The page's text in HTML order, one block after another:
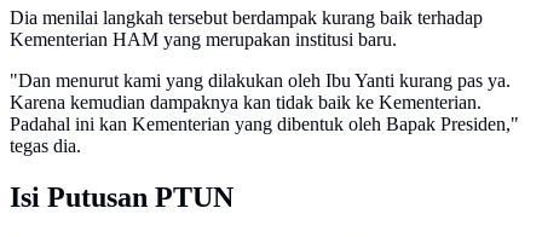
Dia menilai langkah tersebut berdampak kurang baik terhadap
Kementerian HAM yang merupakan institusi baru.
"Dan menurut kami yang dilakukan oleh Ibu Yanti kurang pas ya.
Karena kemudian dampaknya kan tidak baik ke Kementerian.
Padahal ini kan Kementerian yang dibentuk oleh Bapak Presiden,"
tegas dia.
Isi Putusan PTUN